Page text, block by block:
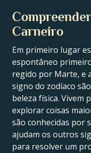
Carneiro
Em primeiro lugar
espontâneo primeiro
regido por Marte, e
signo do zodíaco
beleza física. Vivem
explorar coisas
são conhecidas por
ajudam os outros
para resolver um